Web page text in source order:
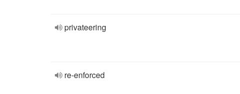
privateering
re-enforced